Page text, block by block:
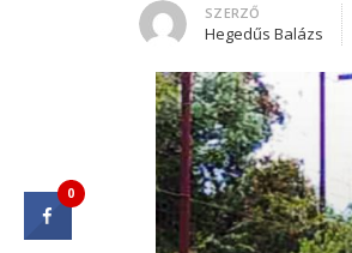
Author
SZERZŐ
Hegedűs Balázs
0